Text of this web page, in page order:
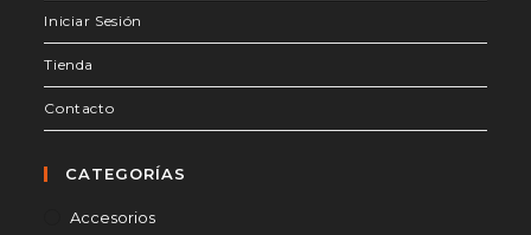
Iniciar Sesión
Tienda
Contacto
CATEGORÍAS
Accesorios